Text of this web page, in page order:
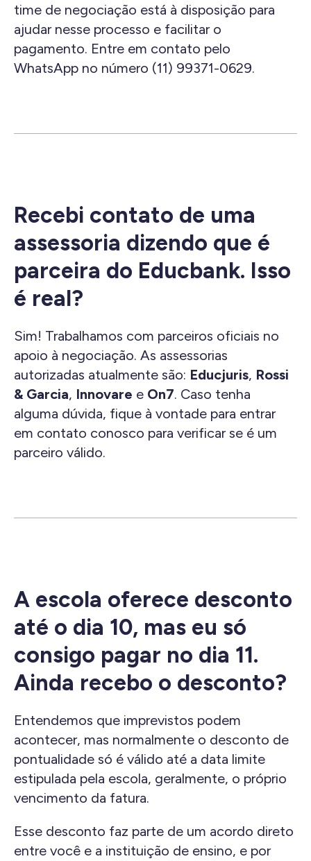
time de negociação está à disposição para
ajudar nesse processo e facilitar o
pagamento. Entre em contato pelo
WhatsApp no número (11) 99371-0629.
Recebi contato de uma
assessoria dizendo que é
parceira do Educbank. Isso
é real?
Sim! Trabalhamos com parceiros oficiais no
apoio à negociação. As assessorias
autorizadas atualmente são: Educjuris, Rossi
& Garcia, Innovare e On7. Caso tenha
alguma dúvida, fique à vontade para entrar
em contato conosco para verificar se é um
parceiro válido.
A escola oferece desconto
até o dia 10, mas eu só
consigo pagar no dia 11.
Ainda recebo o desconto?
Entendemos que imprevistos podem
acontecer, mas normalmente o desconto de
pontualidade só é válido até a data limite
estipulada pela escola, geralmente, o próprio
vencimento da fatura.
Esse desconto faz parte de um acordo direto
entre você e a instituição de ensino, e por